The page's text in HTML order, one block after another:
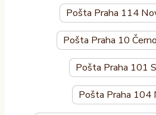
Pošta Praha 114
Pošta Praha 10
Pošta Praha 101
Pošta Praha 104